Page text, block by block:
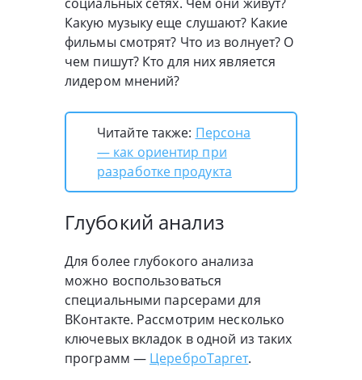
Какую музыку еще слушают? Какие
фильмы смотрят? Что из волнует? О
чем пишут? Кто для них является
лидером мнений?
Читайте также: Персона
— как ориентир при
разработке продукта
Глубокий анализ
Для более глубокого анализа
можно воспользоваться
специальными парсерами для
ВКонтакте. Рассмотрим несколько
ключевых вкладок в одной из таких
программ — ЦереброТаргет.